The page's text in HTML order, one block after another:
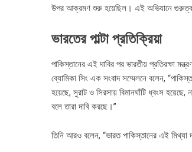
উপর আক্রমণ শুরু হয়েছিল। এই অভিযানে
ভারতের পাল্টা প্রতিক্রিয়া
পাকিস্তানের এই দাবির পর ভারতীয় প্রতিরক্ষা
ব্যোমিকা সিং এক সংবাদ সম্মেলনে বলেন,
হয়েছে, সুরাট ও সিরসায় বিমানঘাঁটি ধ্বংস হয়েছে,
বলে তারা দাবি করছে।”
তিনি আরও বলেন, “ভারত পাকিস্তানের এই মিথ্যা